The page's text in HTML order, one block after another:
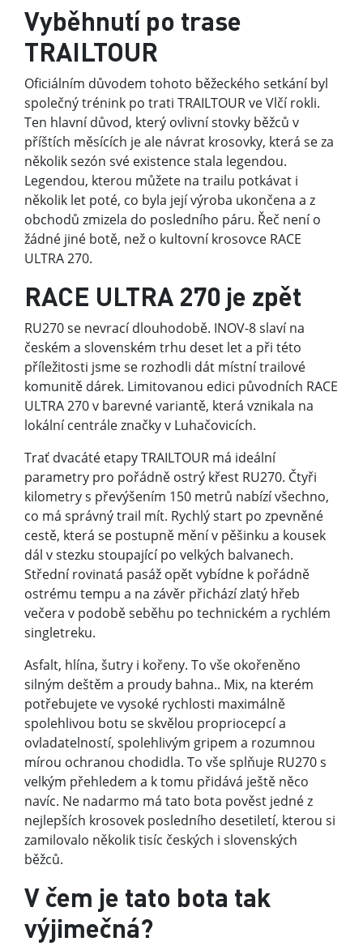
Vyběhnutí po trase
TRAILTOUR
Oficiálním důvodem tohoto běžeckého setkání byl
společný trénink po trati TRAILTOUR ve Vlčí rokli.
Ten hlavní důvod, který ovlivní stovky běžců v
příštích měsících je ale návrat krosovky, která se za
několik sezón své existence stala legendou.
Legendou, kterou můžete na trailu potkávat i
několik let poté, co byla její výroba ukončena a z
obchodů zmizela do posledního páru. Řeč není o
žádné jiné botě, než o kultovní krosovce RACE
ULTRA 270.
RACE ULTRA 270 je zpět
RU270 se nevrací dlouhodobě. INOV-8 slaví na
českém a slovenském trhu deset let a při této
příležitosti jsme se rozhodli dát místní trailové
komunitě dárek. Limitovanou edici původních RACE
ULTRA 270 v barevné variantě, která vznikala na
lokální centrále značky v Luhačovicích.
Trať dvacáté etapy TRAILTOUR má ideální
parametry pro pořádně ostrý křest RU270. Čtyři
kilometry s převýšením 150 metrů nabízí všechno,
co má správný trail mít. Rychlý start po zpevněné
cestě, která se postupně mění v pěšinku a kousek
dál v stezku stoupající po velkých balvanech.
Střední rovinatá pasáž opět vybídne k pořádně
ostrému tempu a na závěr přichází zlatý hřeb
večera v podobě seběhu po technickém a rychlém
singletreku.
Asfalt, hlína, šutry i kořeny. To vše okořeněno
silným deštěm a proudy bahna.. Mix, na kterém
potřebujete ve vysoké rychlosti maximálně
spolehlivou botu se skvělou propriocepcí a
ovladatelností, spolehlivým gripem a rozumnou
mírou ochranou chodidla. To vše splňuje RU270 s
velkým přehledem a k tomu přidává ještě něco
navíc. Ne nadarmo má tato bota pověst jedné z
nejlepších krosovek posledního desetiletí, kterou si
zamilovalo několik tisíc českých i slovenských
běžců.
V čem je tato bota tak
výjimečná?